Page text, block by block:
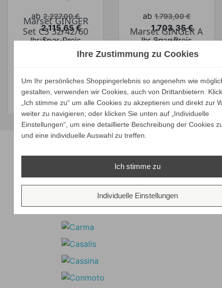
Verkaufspreis
ab 2.227,00 €
Preis
2.115,65 €
Ihr Spar-Preis
Preise inkl. ges. MwSt.
versandkostenfrei
Marset GINGER
Set C3 32/42/60
Wand-/
Deckenleuchte
VARIANTEN
ZEIGEN
Verkaufspreis
ab 1.793,00 €
Preis
1.703,35 €
Ihr Spar-Preis
Preise inkl. ges. MwSt.
versandkostenfrei
Marset GINGER A
XL 42
Wandleuchte
VARIANTEN
ZEIGEN
Unsere Marken
Ihre Zustimmung zu Cookies
Um Ihr persönliches Shoppingerlebnis so angenehm wie
gestalten, verwenden wir Cookies, auch von Drittanbietern.
„Ich stimme zu“ um alle Cookies zu akzeptieren und direkt zur
weiter zu navigieren; oder klicken Sie unten auf „Individuelle
Einstellungen“, um eine detaillierte Beschreibung der Cookies
und eine individuelle Auswahl zu treffen.
Ich stimme zu
Individuelle Einstellungen